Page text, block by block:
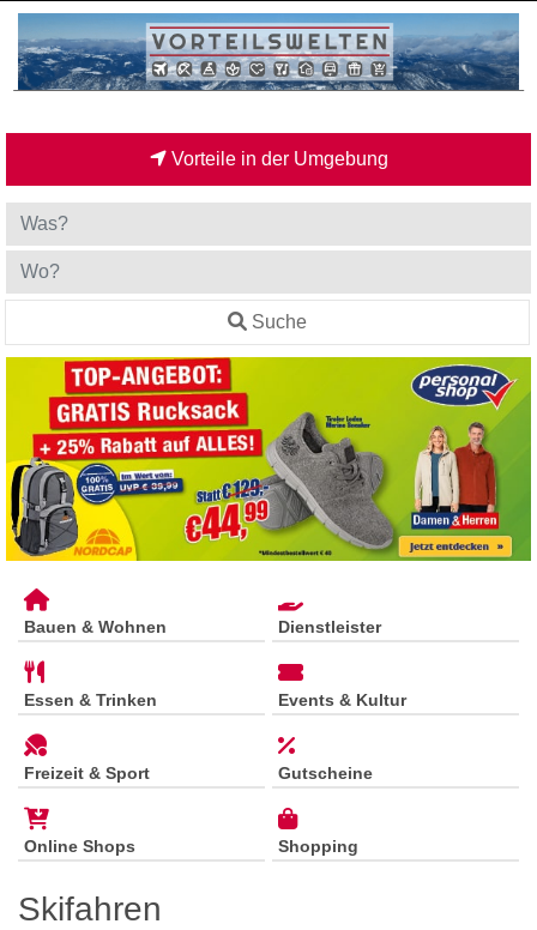
Vorteile in der Umgebung
Suche
Bauen & Wohnen Dienstleister
Essen & Trinken Events & Kultur
Freizeit & Sport Gutscheine
Online Shops Shopping
Skifahren